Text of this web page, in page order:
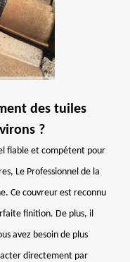
des tuiles
?
fiable et compétent pour
Le Professionnel de la
Ce couvreur est reconnu
finition. De plus, il
avez besoin de plus
directement par